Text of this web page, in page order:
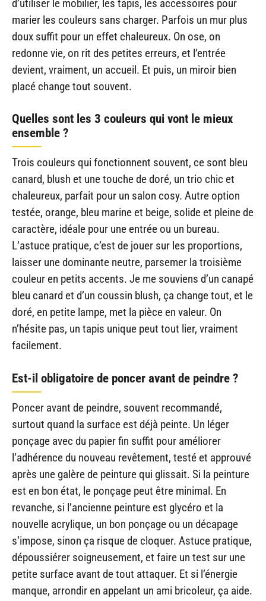
d’utiliser le mobilier, les tapis, les accessoires pour
marier les couleurs sans charger. Parfois un mur plus
doux suffit pour un effet chaleureux. On ose, on
redonne vie, on rit des petites erreurs, et l’entrée
devient, vraiment, un accueil. Et puis, un miroir bien
placé change tout souvent.
Quelles sont les 3 couleurs qui vont le mieux
ensemble ?
Trois couleurs qui fonctionnent souvent, ce sont bleu
canard, blush et une touche de doré, un trio chic et
chaleureux, parfait pour un salon cosy. Autre option
testée, orange, bleu marine et beige, solide et pleine de
caractère, idéale pour une entrée ou un bureau.
L’astuce pratique, c’est de jouer sur les proportions,
laisser une dominante neutre, parsemer la troisième
couleur en petits accents. Je me souviens d’un canapé
bleu canard et d’un coussin blush, ça change tout, et le
doré, en petite lampe, met la pièce en valeur. On
n’hésite pas, un tapis unique peut tout lier, vraiment
facilement.
Est-il obligatoire de poncer avant de peindre ?
Poncer avant de peindre, souvent recommandé,
surtout quand la surface est déjà peinte. Un léger
ponçage avec du papier fin suffit pour améliorer
l’adhérence du nouveau revêtement, testé et approuvé
après une galère de peinture qui glissait. Si la peinture
est en bon état, le ponçage peut être minimal. En
revanche, si l’ancienne peinture est glycéro et la
nouvelle acrylique, un bon ponçage ou un décapage
s’impose, sinon ça risque de cloquer. Astuce pratique,
dépoussiérer soigneusement, et faire un test sur une
petite surface avant de tout attaquer. Et si l’énergie
manque, arrondir en appelant un ami bricoleur, ça aide.